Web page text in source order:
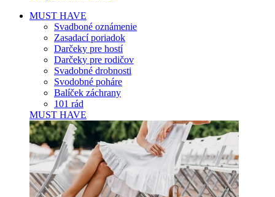
MUST HAVE
Svadboné oznámenie
Zasadací poriadok
Darčeky pre hostí
Darčeky pre rodičov
Svadobné drobnosti
Svodobné poháre
Balíček záchrany
101 rád
MUST HAVE